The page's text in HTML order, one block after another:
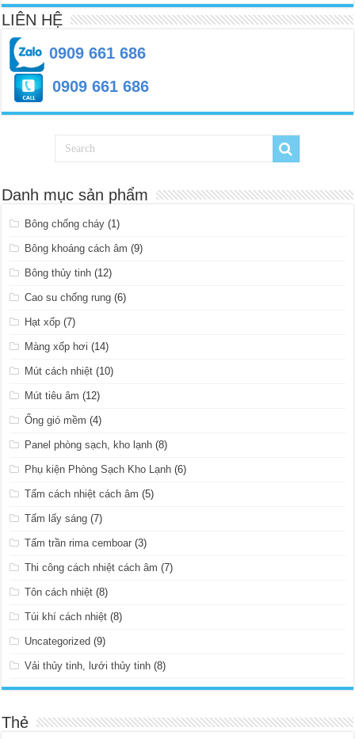
LIÊN HỆ
0909 661 686
0909 661 686
Danh mục sản phẩm
Bông chống cháy (1)
Bông khoáng cách âm (9)
Bông thủy tinh (12)
Cao su chống rung (6)
Hạt xốp (7)
Màng xốp hơi (14)
Mút cách nhiệt (10)
Mút tiêu âm (12)
Ống gió mềm (4)
Panel phòng sạch, kho lạnh (8)
Phụ kiện Phòng Sạch Kho Lạnh (6)
Tấm cách nhiệt cách âm (5)
Tấm lấy sáng (7)
Tấm trần rima cemboar (3)
Thi công cách nhiệt cách âm (7)
Tôn cách nhiệt (8)
Túi khí cách nhiệt (8)
Uncategorized (9)
Vải thủy tinh, lưới thủy tinh (8)
Thẻ